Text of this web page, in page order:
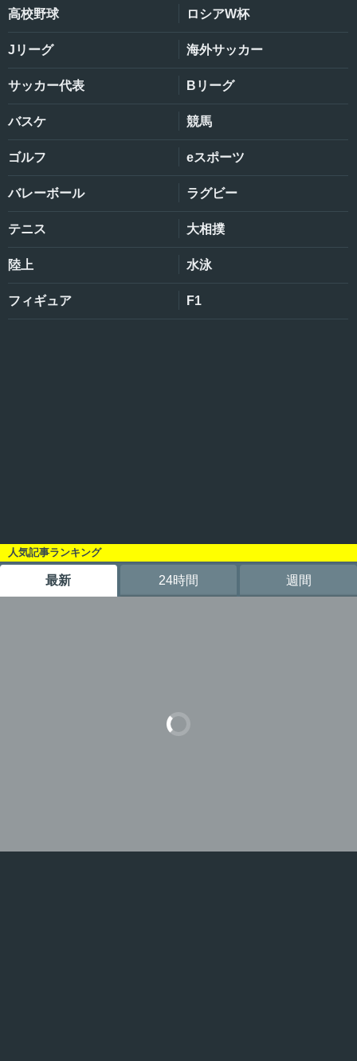
高校野球 ロシアW杯
Jリーグ 海外サッカー
サッカー代表 Bリーグ
バスケ 競馬
ゴルフ eスポーツ
バレーボール ラグビー
テニス 大相撲
陸上 水泳
フィギュア F1
人気記事ランキング
最新 24時間 週間